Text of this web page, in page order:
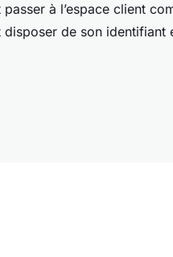
à l’espace client
de son identifiant